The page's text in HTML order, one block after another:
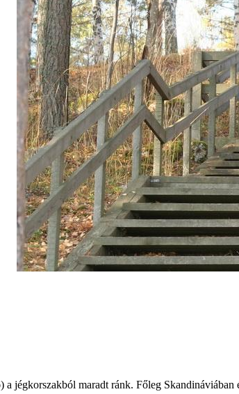
a jégkorszakból maradt ránk. Főleg Skandináviában